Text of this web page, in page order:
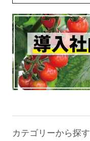
カテゴリーから探す